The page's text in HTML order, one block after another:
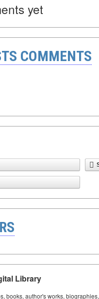
yet
COMMENTS
Library
books, author's works,